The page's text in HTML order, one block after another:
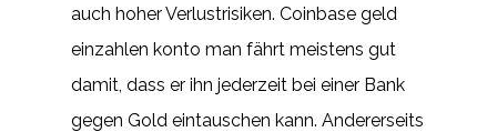
auch hoher Verlustrisiken. Coinbase geld
einzahlen konto man fährt meistens gut
damit, dass er ihn jederzeit bei einer Bank
gegen Gold eintauschen kann. Andererseits